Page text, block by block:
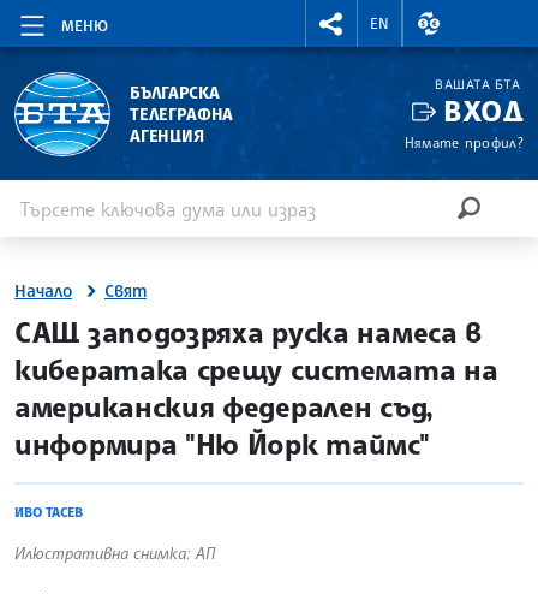
МЕНЮ
RIGHTMENU.SOCIAL
EN
ВАЛУТНИ
БЪЛГАРСКА
ТЕЛЕГРАФНА
АГЕНЦИЯ
ВАШАТА БТА
ВХОД
Нямате профил?
Начало Свят
site.bta
САЩ заподозряха руска намеса в
кибератака срещу системата на
американския федерален съд,
информира "Ню Йорк таймс"
ИВО ТАСЕВ
Илюстративна снимка: АП